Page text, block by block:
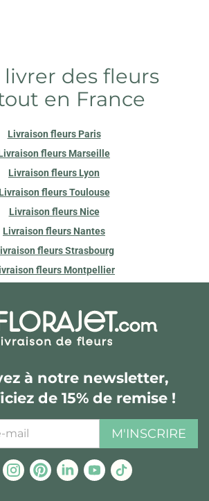
livrer des fleurs
en France
Livraison fleurs Paris
fleurs Marseille
Livraison fleurs Lyon
Livraison fleurs Toulouse
Livraison fleurs Nice
Livraison fleurs Nantes
fleurs Strasbourg
fleurs Montpellier
à notre newsletter,
de 15% de remise !
M'INSCRIRE